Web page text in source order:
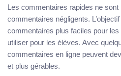
Les commentaires rapides ne
commentaires négligents.
commentaires plus faciles pour
utiliser pour les élèves. Avec
commentaires en ligne peuvent
et plus gérables.